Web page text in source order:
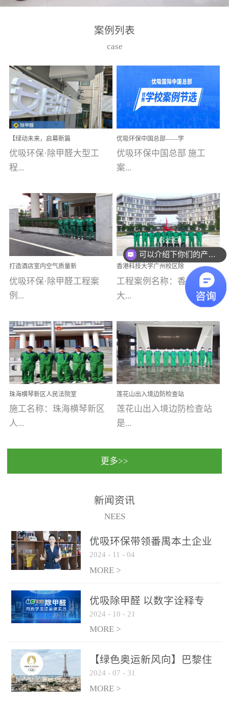
高技能的团队。汇聚了众
取得了多项产品技术专利
和多项国家版权局著作
权，获得高新技术企业称
号。生产优势自主生产自
给自足，优吸公司于2015
在广州番禺区成功建立产
品线生产基地，工厂拥有
自动化生产设备和成熟的
选择源头源材料、严控产
品质量，我们每一批的生
产产品都经过严格的质检
程序；生产车间为优吸总
部和全国分支机构生产光
触媒、净醛王、祛味剂等
优吸系列产品，保质保量
完成生产任务，确保全国
求。资质优势团队优势分
支优势优吸环保是一棵正
茁壮成长的树，只要我们
人人都爱护她、珍惜她、
她将越来越枝繁叶茂，终
将会成为一棵参天大树！
优吸环保截止2020年拥有
全国600家网点分支机构。
案例列表
case
【绿动未来，启幕新篇
章】优吸环保中标深圳安
居乐寓，超大型工装室内
空气治理项目顺利启航，
优吸环保·除甲醛大型工
程...
案例【深圳安居乐寓】室
内空气治理项目深圳安居
乐寓 深圳市安居乐寓
为深圳安居集团旗下城...
优吸环保中国总部——学
校施工案例(节选)
优吸环保中国总部 施工
案...
例(学校工装节选)广州南沙
小学(珠江湾校区)项目地
址：广州市南沙区海滨路
南沙珠江湾江门市蓬江区
禾...
打造酒店室内空气质量新
标杆——优吸环保·标杆之
作：东莞美豪雅致酒店室
内空气治理工程纪实
优吸环保·除甲醛工程案
例...
【东莞美豪雅致酒店】室
内空气治理项目东莞美豪
雅致酒店 东莞美豪雅
致酒店是为中高端人士...
香港科技大学广州校区除
甲醛项目圆满完成
工程案例名称：香港科技
大...
学广州校区室内空气治
理 工程案例地址：广
州南沙区·香港科技大学(广
州)校区 工程案...
珠海横琴新区人民法院室
内除甲醛空气治理项目
施工名称：珠海横琴新区
人...
民法院室内除甲醛空气治
保施工日期：2020年1月珠
莲花山出入境边防检查站
室内除甲醛空气治理项目
莲花山出入境边防检查站
是...
国家通过设在对外开放口
（及各出入境边防检查
更多>>
新闻资讯
NEES
优吸环保带领番禺本​土企业
勇敢破局向“新”
2024 - 11 - 04
MORE >
优吸除甲醛 以数字诠释专
业，尽显除醛品牌实力！
2024 - 10 - 21
MORE >
【绿色奥运新风向】巴黎住
宿风波：优吸环保共建健康
绿色家居
2024 - 07 - 31
MORE >
可以介绍下你们的产品么
你们是怎么收费的呢